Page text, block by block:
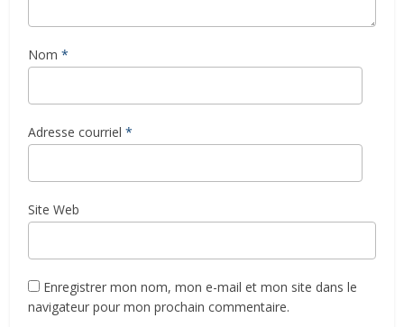
Nom *
Adresse courriel *
Site Web
Enregistrer mon nom, mon e-mail et mon site dans le
navigateur pour mon prochain commentaire.